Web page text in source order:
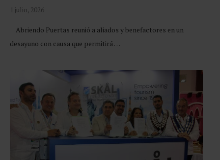
1 julio, 2026
Abriendo Puertas reunió a aliados y benefactores en un
desayuno con causa que permitirá …